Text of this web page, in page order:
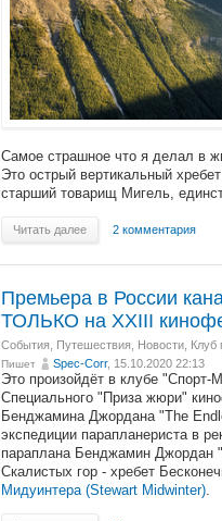
Самое страшное что я делал в
Это острый вертикальный
старший товарищ Мигель,
Читать далее 2 комментария
Премьера в России
ТОЛЬКО на XXIII
События Путешествия Новости Клуб
Пишет Spec-Corr, 15.10.2020 22:13
Это произойдёт в клубе
Специального "Приза жюри"
Бенджамина Джордана "The
экспедиции парапланериста в
параплана Бенджамин Джордан
Скалистых гор - хребет
Мидуинтера (Stewart Midwinter)